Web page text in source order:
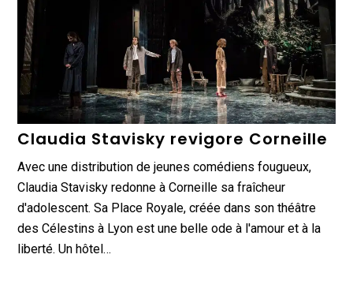
Claudia Stavisky revigore Corneille
Avec une distribution de jeunes comédiens fougueux,
Claudia Stavisky redonne à Corneille sa fraîcheur
d'adolescent. Sa Place Royale, créée dans son théâtre
des Célestins à Lyon est une belle ode à l'amour et à la
liberté. Un hôtel…